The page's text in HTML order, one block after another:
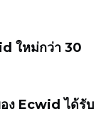
ใหม่กว่า 30
ง Ecwid ได้รับ